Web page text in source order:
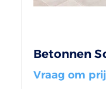
Betonnen
Vraag om